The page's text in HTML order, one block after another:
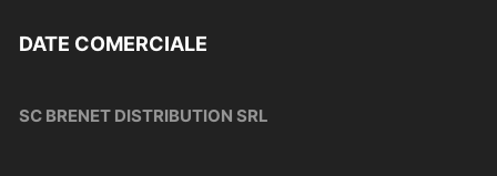
DATE COMERCIALE
SC BRENET DISTRIBUTION SRL